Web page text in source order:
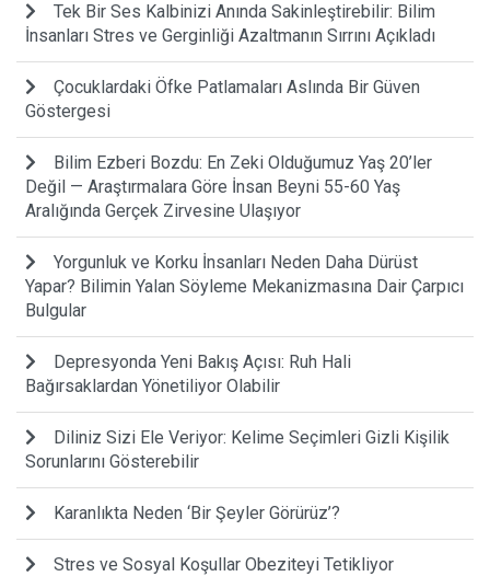
Tek Bir Ses Kalbinizi Anında Sakinleştirebilir: Bilim
İnsanları Stres ve Gerginliği Azaltmanın Sırrını Açıkladı
Çocuklardaki Öfke Patlamaları Aslında Bir Güven
Göstergesi
Bilim Ezberi Bozdu: En Zeki Olduğumuz Yaş 20’ler
Değil — Araştırmalara Göre İnsan Beyni 55-60 Yaş
Aralığında Gerçek Zirvesine Ulaşıyor
Yorgunluk ve Korku İnsanları Neden Daha Dürüst
Yapar? Bilimin Yalan Söyleme Mekanizmasına Dair Çarpıcı
Bulgular
Depresyonda Yeni Bakış Açısı: Ruh Hali
Bağırsaklardan Yönetiliyor Olabilir
Diliniz Sizi Ele Veriyor: Kelime Seçimleri Gizli Kişilik
Sorunlarını Gösterebilir
Karanlıkta Neden ‘Bir Şeyler Görürüz’?
Stres ve Sosyal Koşullar Obeziteyi Tetikliyor